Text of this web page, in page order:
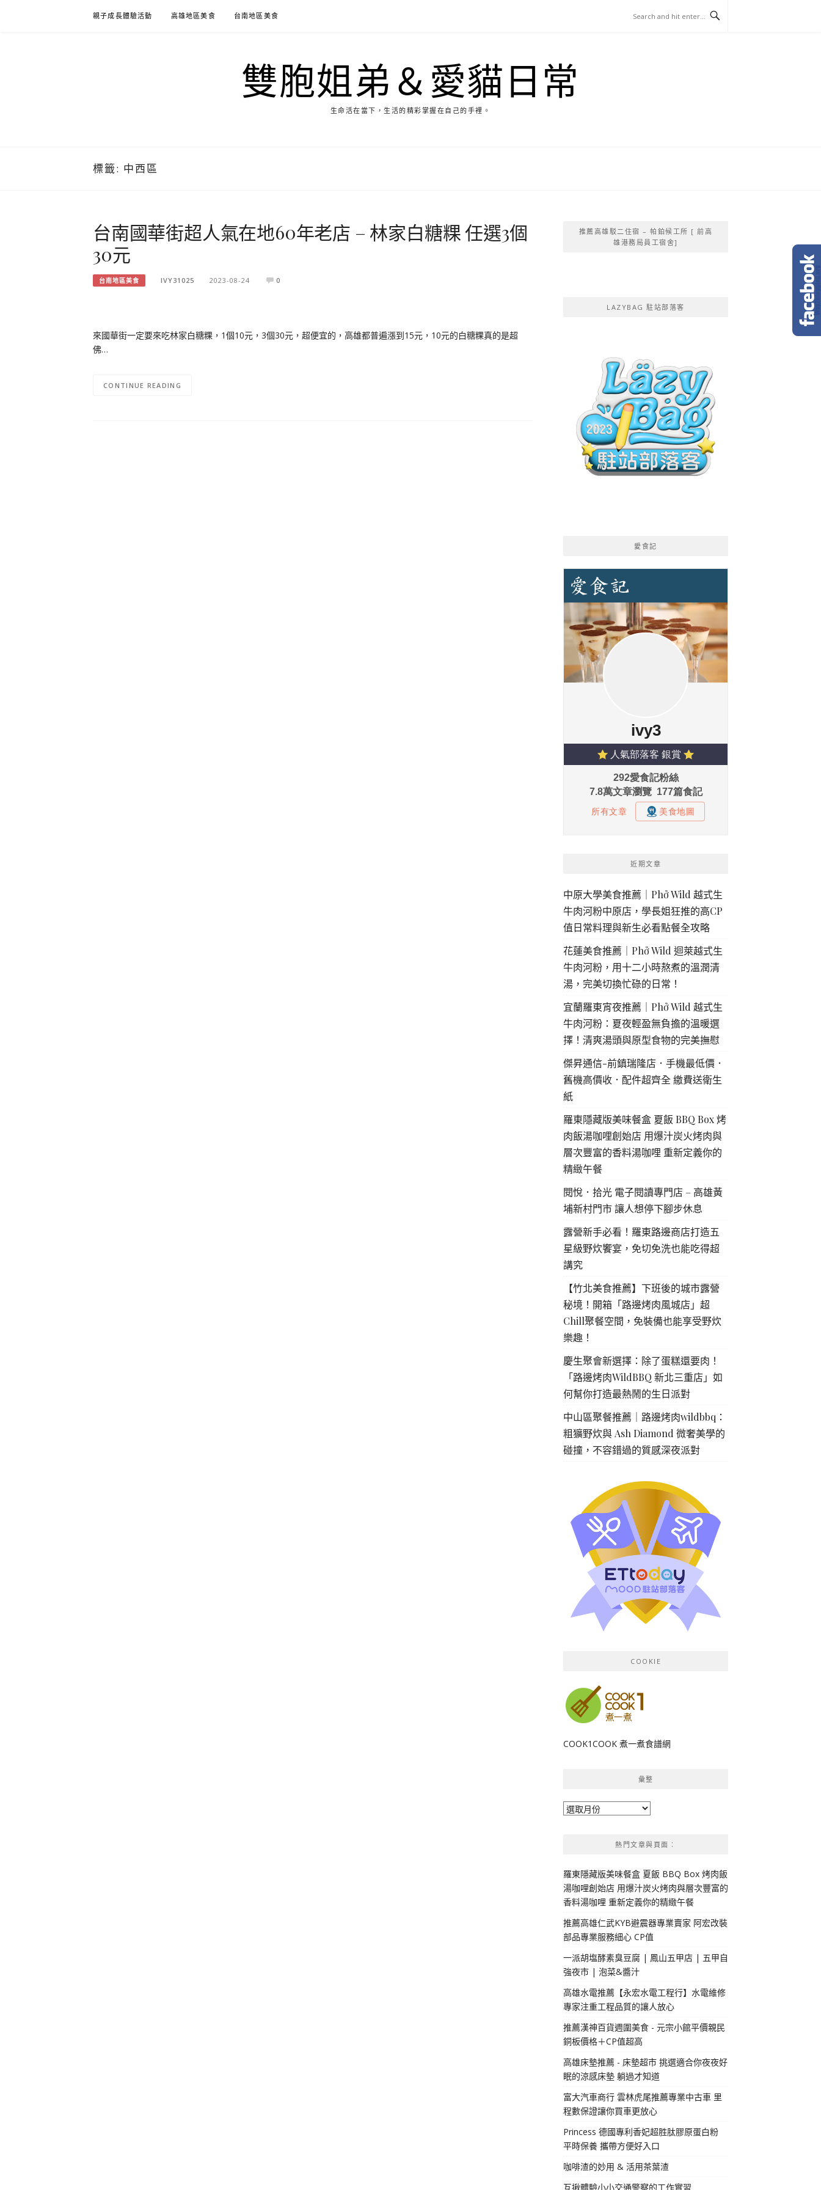
親子成長體驗活動 高雄地區美食 台南地區美食
雙胞姐弟＆愛貓日常
生命活在當下，生活的精彩掌握在自己的手裡。
標籤: 中西區
台南國華街超人氣在地60年老店 – 林家白糖粿 任選3個
30元
台南地區美食 IVY31025 2023-08-24 0
來國華街一定要來吃林家白糖粿，1個10元，3個30元，超便宜的，高雄都普遍漲到15元，10元的白糖粿真的是超
佛…
CONTINUE READING
推薦高雄駁二住宿 – 帕鉑候工所 [ 前高
雄港務局員工宿舍]
LAZYBAG 駐站部落客
愛食記
近期文章
中原大學美食推薦｜Phở Wild 越式生
牛肉河粉中原店，學長姐狂推的高CP
值日常料理與新生必看點餐全攻略
花蓮美食推薦｜Phở Wild 迴萊越式生
牛肉河粉，用十二小時熬煮的溫潤清
湯，完美切換忙碌的日常！
宜蘭羅東宵夜推薦｜Phở Wild 越式生
牛肉河粉：夏夜輕盈無負擔的溫暖選
擇！清爽湯頭與原型食物的完美撫慰
傑昇通信-前鎮瑞隆店．手機最低價．
舊機高價收．配件超齊全 繳費送衛生
紙
羅東隱藏版美味餐盒 夏飯 BBQ Box 烤
肉飯湯咖哩創始店 用爆汁炭火烤肉與
層次豐富的香料湯咖哩 重新定義你的
精緻午餐
閱悅．拾光 電子閱讀專門店 – 高雄黃
埔新村門市 讓人想停下腳步休息
露營新手必看！羅東路邊商店打造五
星級野炊饗宴，免切免洗也能吃得超
講究
【竹北美食推薦】下班後的城市露營
秘境！開箱「路邊烤肉風城店」超
Chill聚餐空間，免裝備也能享受野炊
樂趣！
慶生聚會新選擇：除了蛋糕還要肉！
「路邊烤肉WildBBQ 新北三重店」如
何幫你打造最熱鬧的生日派對
中山區聚餐推薦｜路邊烤肉wildbbq：
粗獷野炊與 Ash Diamond 微奢美學的
碰撞，不容錯過的質感深夜派對
COOKIE
COOK1COOK 煮一煮食譜網
彙整
彙
熱門文章與頁面︰
羅東隱藏版美味餐盒 夏飯 BBQ Box 烤肉飯
湯咖哩創始店 用爆汁炭火烤肉與層次豐富的
香料湯咖哩 重新定義你的精緻午餐
推薦高雄仁武KYB避震器專業賣家 阿宏改裝
部品專業服務細心 CP值
一派胡塩酵素臭豆腐 | 鳳山五甲店 | 五甲自
強夜市 | 泡菜&醬汁
高雄水電推薦【永宏水電工程行】水電維修
專家注重工程品質的讓人放心
推薦漢神百貨週圍美食 - 元宗小館平價親民
銅板價格＋CP值超高
高雄床墊推薦 - 床墊超市 挑選適合你夜夜好
眠的涼感床墊 躺過才知道
富大汽車商行 雲林虎尾推薦專業中古車 里
程數保證讓你買車更放心
Princess 德國專利香妃超胜肽膠原蛋白粉
平時保養 攜帶方便好入口
咖啡渣的妙用 & 活用茶葉渣
互揪體驗小小交通警察的工作實習